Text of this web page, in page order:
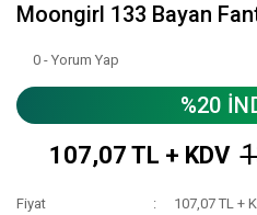
Moongirl 133 Bayan
0 - Yorum Yap
%20
107,07 TL + KDV
Fiyat
107,07 TL +